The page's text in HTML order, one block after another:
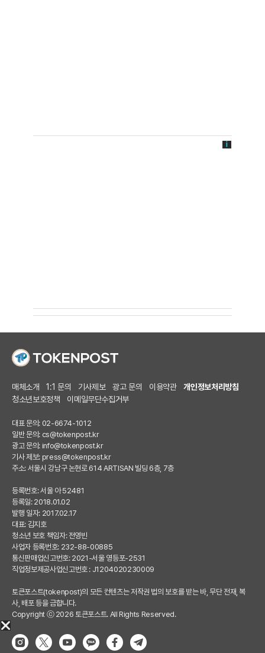
매체소개 1:1 문의 기사제보 광고 문의 이용약관
개인정보처리방침
청소년보호정책
이메일무단수집거부
대표 문의: 02-6674-1012
일반 문의: cs@tokenpost.kr
광고 문의: info@tokenpost.kr
기사 제보: press@tokenpost.kr
주소: 서울시 강남구 논현로 614 ARTISAN 빌딩 6층, 7층
등록번호: 서울 아 52481
등록일: 2018.01.02
발행 일자: 2017.02.17
대표: 김지호
청소년 보호 책임자: 전영빈
사업자 등록번호: 232-88-00885
통신판매업신고번호: 2021-서울 영등포-2531
직업정보제공사업신고번호 : J1204020230009
토큰포스트(tokenpost)의 모든 컨텐츠는 저작권 법의 보호를 받는 바, 무단 전재, 복
사, 배포 등을 금합니다.
Copyright ⓒ 2026 토큰포스트. All Rights Reserved.